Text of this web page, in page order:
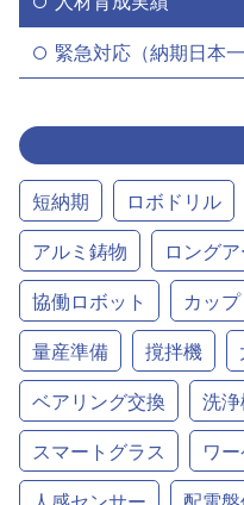
緊急対応（納期日本
短納期 ロボドリル
アルミ鋳物
ロング
協働ロボット
カッ
量産準備
撹拌機
ベアリング交換
洗
スマートグラス
ワ